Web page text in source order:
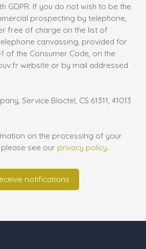
GDPR. If you do not wish to be the
prospecting by telephone,
free of charge on the list of
canvassing, provided for
of the Consumer Code, on the
website or by mail addressed
Service Bloctel, CS 61311, 41013
on the processing of your
see our privacy policy.
notifications